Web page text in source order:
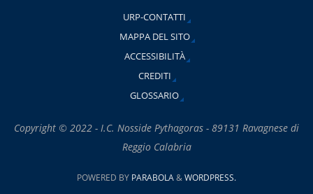
URP-CONTATTI
MAPPA DEL SITO
ACCESSIBILITÀ
CREDITI
GLOSSARIO
Copyright © 2022 - I.C. Nosside Pythagoras - 89131 Ravagnese di
Reggio Calabria
POWERED BY PARABOLA&WORDPRESS.